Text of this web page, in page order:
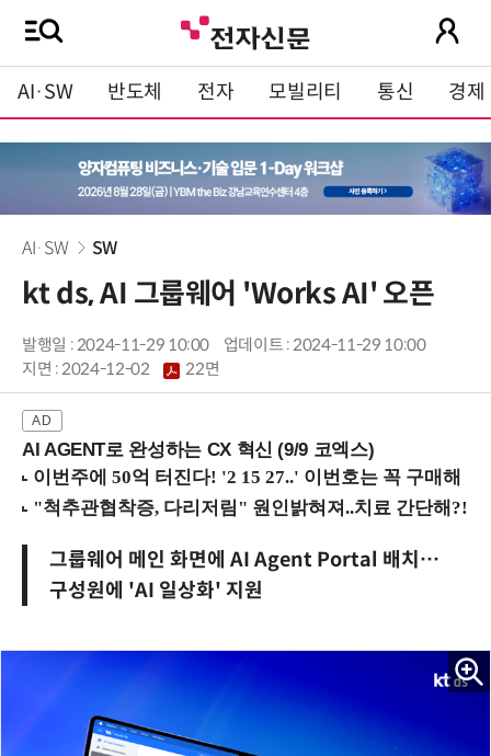
AI·SW 반도체 전자 모빌리티 통신 경제
AI·SW SW
kt ds, AI 그룹웨어 'Works AI' 오픈
발행일 : 2024-11-29 10:00
업데이트 : 2024-11-29 10:00
지면 :2024-12-02 22면
AI AGENT로 완성하는 CX 혁신 (9/9 코엑스)
그룹웨어 메인 화면에 AI Agent Portal 배치…
구성원에 'AI 일상화' 지원